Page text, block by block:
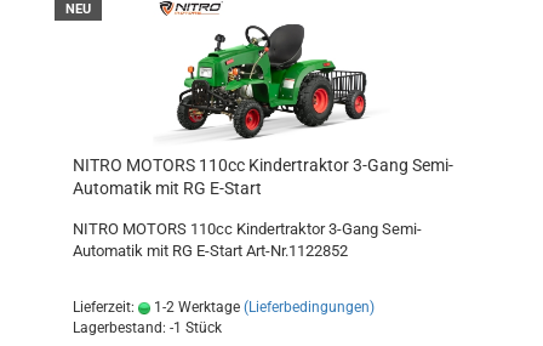
NEU
NITRO MOTORS 110cc Kindertraktor 3-Gang Semi-
Automatik mit RG E-Start
NITRO MOTORS 110cc Kindertraktor 3-Gang Semi-
Automatik mit RG E-Start Art-Nr.1122852
Lieferzeit: 1-2 Werktage (Lieferbedingungen)
Lagerbestand: -1 Stück